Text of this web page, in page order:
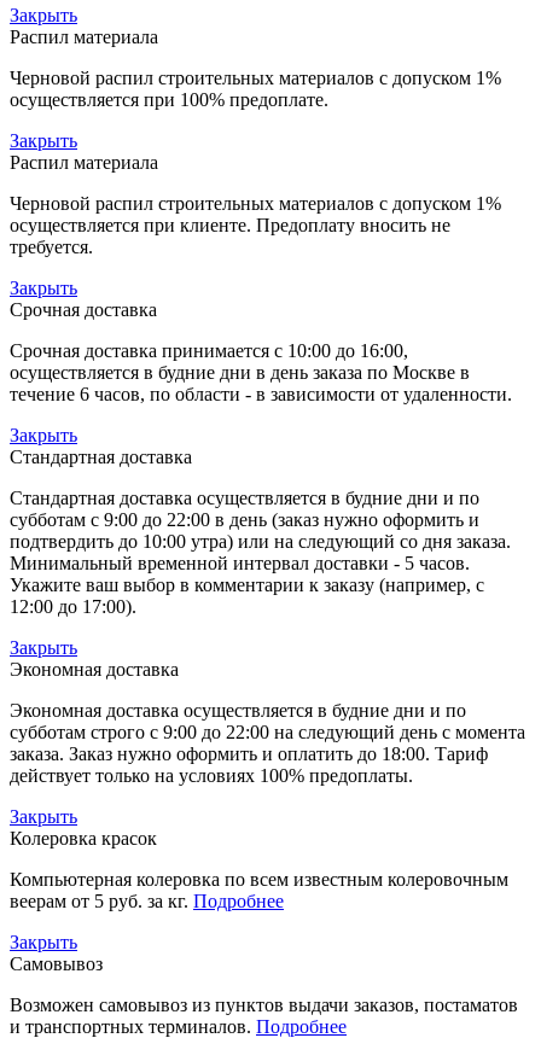
Закрыть
Распил материала
Черновой распил строительных материалов с допуском 1%
осуществляется при 100% предоплате.
Закрыть
Распил материала
Черновой распил строительных материалов с допуском 1%
осуществляется при клиенте. Предоплату вносить не
требуется.
Закрыть
Срочная доставка
Срочная доставка принимается с 10:00 до 16:00,
осуществляется в будние дни в день заказа по Москве в
течение 6 часов, по области - в зависимости от удаленности.
Закрыть
Стандартная доставка
Стандартная доставка осуществляется в будние дни и по
субботам с 9:00 до 22:00 в день (заказ нужно оформить и
подтвердить до 10:00 утра) или на следующий со дня заказа.
Минимальный временной интервал доставки - 5 часов.
Укажите ваш выбор в комментарии к заказу (например, с
12:00 до 17:00).
Закрыть
Экономная доставка
Экономная доставка осуществляется в будние дни и по
субботам строго с 9:00 до 22:00 на следующий день с момента
заказа. Заказ нужно оформить и оплатить до 18:00. Тариф
действует только на условиях 100% предоплаты.
Закрыть
Колеровка красок
Компьютерная колеровка по всем известным колеровочным
веерам от 5 руб. за кг. Подробнее
Закрыть
Самовывоз
Возможен самовывоз из пунктов выдачи заказов, постаматов
и транспортных терминалов. Подробнее